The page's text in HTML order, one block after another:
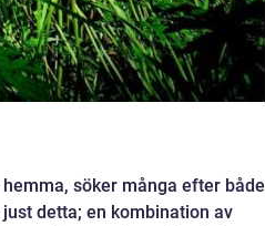
söker många efter både
detta; en kombination av